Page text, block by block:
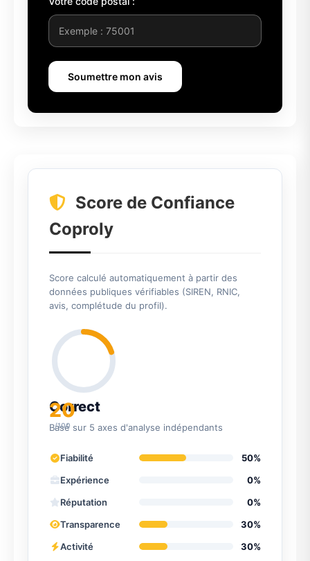
Soumettre mon avis
Score de Confiance
Coproly
Score calculé automatiquement à partir des
données publiques vérifiables (SIREN, RNIC,
avis, complétude du profil).
20
/100
Correct
Basé sur 5 axes d'analyse indépendants
Fiabilité
50%
Expérience
0%
Réputation
0%
Transparence
30%
Activité
30%